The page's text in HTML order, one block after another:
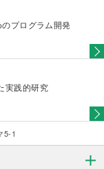
プログラム開発
実践的研究
5-1